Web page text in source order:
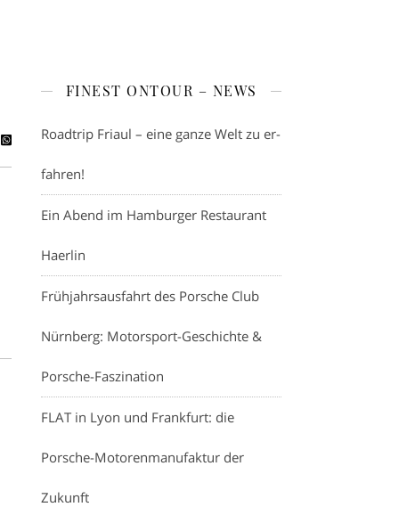
FINEST ONTOUR – NEWS
Roadtrip Friaul – eine ganze Welt zu er-
fahren!
Ein Abend im Hamburger Restaurant
Haerlin
Frühjahrsausfahrt des Porsche Club
Nürnberg: Motorsport-Geschichte &
Porsche-Faszination
FLAT in Lyon und Frankfurt: die
Porsche-Motorenmanufaktur der
Zukunft